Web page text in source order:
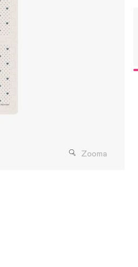
Zooma